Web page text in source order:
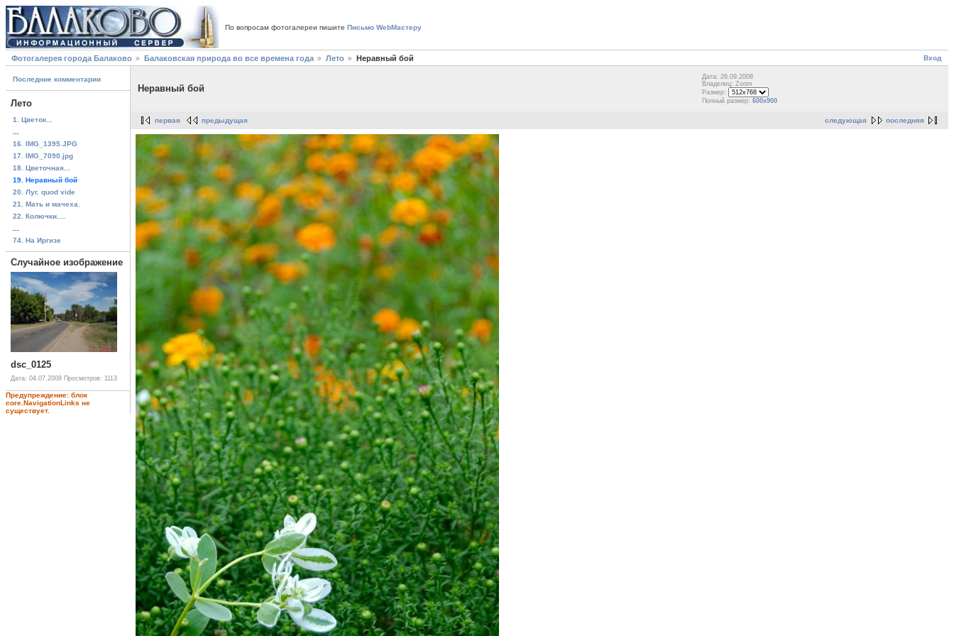
По вопросам фотогалереи пишите Письмо WebМастеру
Вход
Фотогалерея города Балаково Балаковская природа во все времена года Лето Неравный бой
Последние комментарии
Лето
1. Цветок...
16. IMG_1395.JPG
17. IMG_7090.jpg
18. Цветочная...
19. Неравный бой
20. Луг. quod vide
21. Мать и мачеха.
22. Колючки....
74. На Иргизе
Случайное изображение
dsc_0125
Дата: 04.07.2008 Просмотров: 1113
Предупреждение: блок
core.NavigationLinks не
существует.
Неравный бой
Дата: 26.09.2008
Владелец: Zoom
Размер:
Полный размер: 600x900
следующая последняя
первая предыдущая